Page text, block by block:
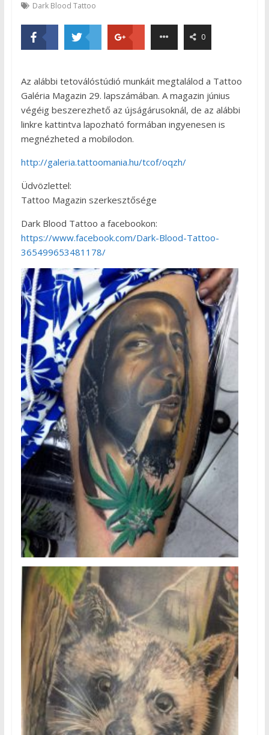
Dark Blood Tattoo
0
Az alábbi tetoválóstúdió munkáit megtalálod a Tattoo
Galéria Magazin 29. lapszámában. A magazin június
végéig beszerezhető az újságárusoknál, de az alábbi
linkre kattintva lapozható formában ingyenesen is
megnézheted a mobilodon.
http://galeria.tattoomania.hu/tcof/oqzh/
Üdvözlettel:
Tattoo Magazin szerkesztősége
Dark Blood Tattoo a facebookon:
https://www.facebook.com/Dark-Blood-Tattoo-
365499653481178/